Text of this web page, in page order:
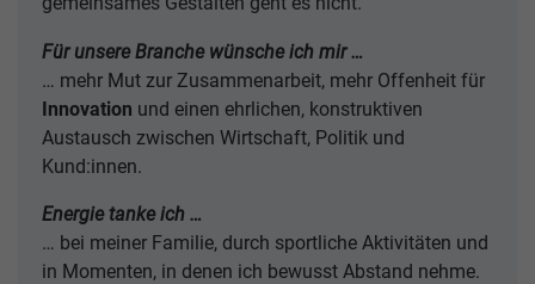
Für unsere Branche wünsche ich mir …
… mehr Mut zur Zusammenarbeit, mehr Offenheit für
Innovation und einen ehrlichen, konstruktiven
Austausch zwischen Wirtschaft, Politik und
Kund:innen.
Energie tanke ich …
… bei meiner Familie, durch sportliche Aktivitäten und
in Momenten, in denen ich bewusst Abstand nehme.